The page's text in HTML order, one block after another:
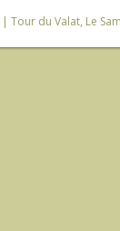
| Tour du Valat, Le